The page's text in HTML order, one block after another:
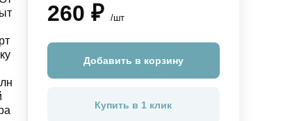
260 ₽ /шт
Добавить в корзину
Купить в 1 клик